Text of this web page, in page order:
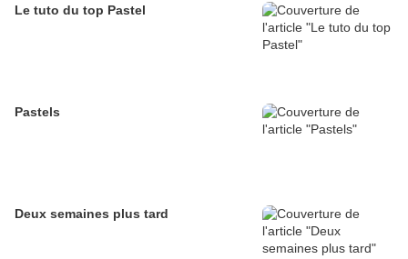
Le tuto du top Pastel
Pastels
Deux semaines plus tard